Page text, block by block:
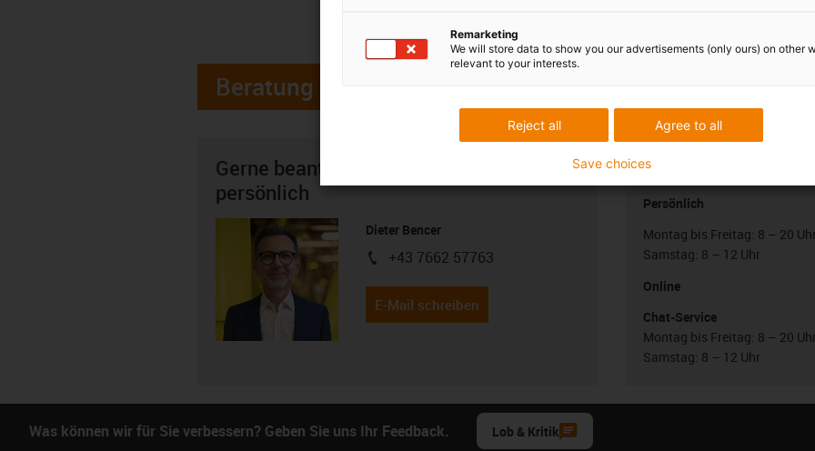
Beratung
Gerne beantworte ich Ihre Fragen auch
persönlich
Dieter Bencer
igus-icon-phone
+43 7662 57763
E-Mail schreiben
Beratung und
Persönlich
Montag bis Freitag: 8 – 20 Uhr
Samstag: 8 – 12 Uhr
Online
Chat-Service
Montag bis Freitag: 8 – 20 Uhr
Samstag: 8 – 12 Uhr
Was können wir für Sie verbessern? Geben Sie uns Ihr Feedback. Lob & Kritik
Remarketing
We will store data to show you our advertisements (only ours) on other
relevant to your interests.
Agree to all
Reject all
Save choices